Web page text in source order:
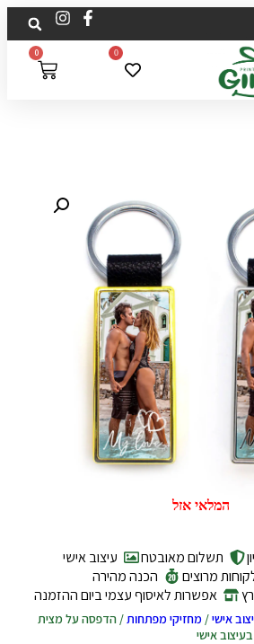
0
0
המלאי אזל
תשלום מאובטח
עיצוב אישי
מרוצים
הכנה מהירה
אפשרות לאיסוף עצמי ביום ההזמנה
אישי/מחזיקי מפתחות/ הדפסה על מצית
אישי